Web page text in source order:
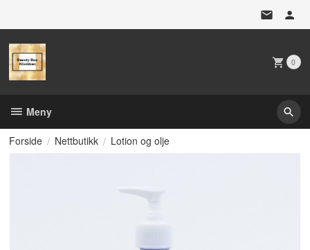
0
Meny
Forside Nettbutikk Lotion og olje